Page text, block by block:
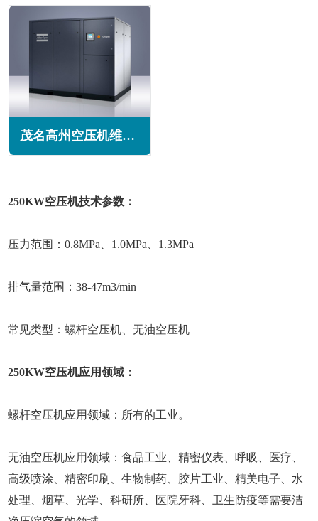
茂名高州空压机维修保养
250KW空压机技术参数：
压力范围：0.8MPa、1.0MPa、1.3MPa
排气量范围：38-47m3/min
常见类型：螺杆空压机、无油空压机
250KW空压机应用领域：
螺杆空压机应用领域：所有的工业。
无油空压机应用领域：食品工业、精密仪表、呼吸、医疗、
高级喷涂、精密印刷、生物制药、胶片工业、精美电子、水
处理、烟草、光学、科研所、医院牙科、卫生防疫等需要洁